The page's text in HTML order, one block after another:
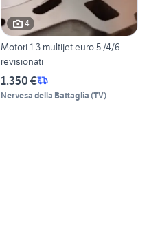
4
Motori 1.3 multijet euro 5 /4/6
revisionati
1.350 €
Nervesa della Battaglia (TV)